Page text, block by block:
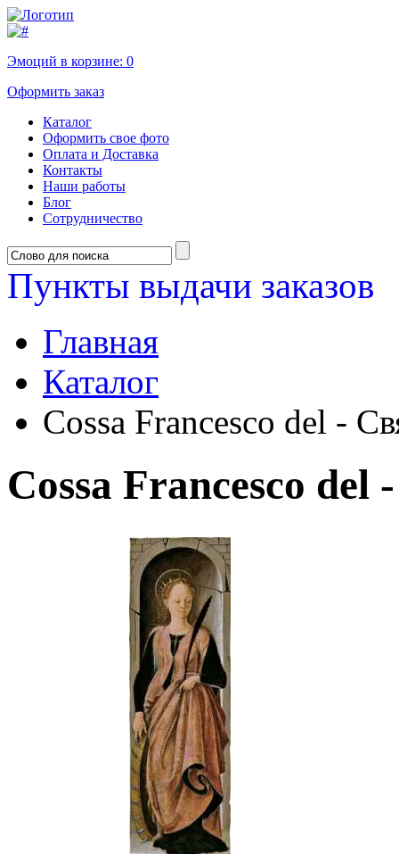
Эмоций в корзине: 0
Оформить заказ
Каталог
Оформить свое фото
Оплата и Доставка
Контакты
Наши работы
Блог
Сотрудничество
Пункты выдачи заказов
Главная
Каталог
Cossa Francesco del -
Cossa Francesco